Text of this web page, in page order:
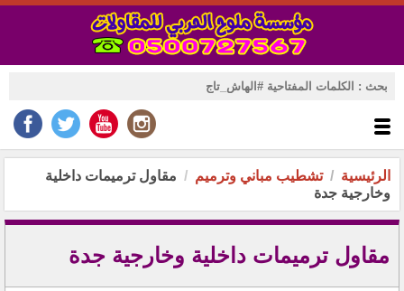
الرئيسية تشطيب مباني وترميم
مقاول ترميمات داخلية
وخارجية جدة
مقاول ترميمات داخلية وخارجية جدة